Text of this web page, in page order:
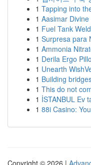
1 Tapping into
1 Aasimar
1 Fuel Tank
1 Surpresa para
1 Ammonia
1 Derila Ergo
1 Unearth
1 Building
1 This do not
1 İSTANBUL Ev
1 88i Casino:
Copyright © 2026 |